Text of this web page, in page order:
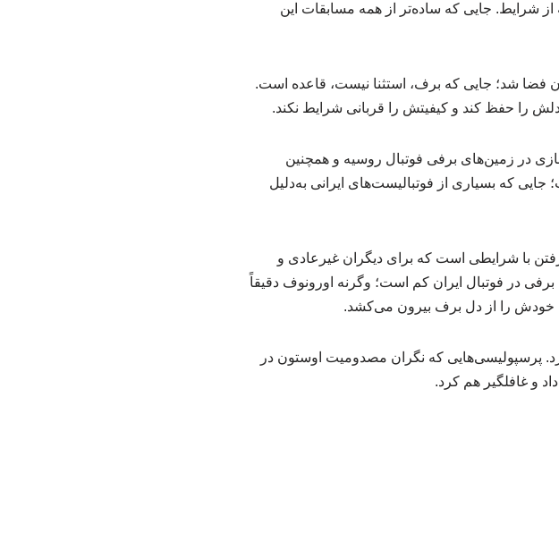
شرایط. جایی که ساده‌تر از همه مسابقات این
شد؛ جایی که برف، استثنا نیست، قاعده است.
را حفظ کند و کیفیتش را قربانی شرایط نکند.
در زمین‌های برفی فوتبال روسیه و همچنین
که بسیاری از فوتبالیست‌های ایرانی به‌دلیل
با شرایطی است که برای دیگران غیرعادی و
در فوتبال ایران کم است؛ وگرنه اورونوف دقیقاً
خودش را از دل برف بیرون می‌کشد.
پرسپولیسی‌هایی که نگران مصدومیت اوستون در
و غافلگیر هم کرد.